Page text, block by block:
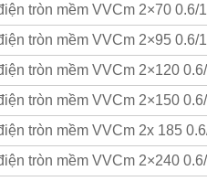
tròn mềm VVCm 2×70 0.6/
tròn mềm VVCm 2×95 0.6/
tròn mềm VVCm 2×120
tròn mềm VVCm 2×150
tròn mềm VVCm 2x 185
tròn mềm VVCm 2×240